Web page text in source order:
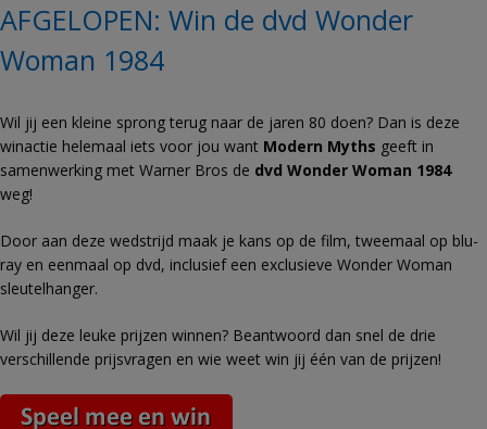
AFGELOPEN: Win de dvd Wonder
Woman 1984
Wil jij een kleine sprong terug naar de jaren 80 doen? Dan is deze
winactie helemaal iets voor jou want Modern Myths geeft in
samenwerking met Warner Bros de dvd Wonder Woman 1984
weg!
Door aan deze wedstrijd maak je kans op de film, tweemaal op blu-
ray en eenmaal op dvd, inclusief een exclusieve Wonder Woman
sleutelhanger.
Wil jij deze leuke prijzen winnen? Beantwoord dan snel de drie
verschillende prijsvragen en wie weet win jij één van de prijzen!